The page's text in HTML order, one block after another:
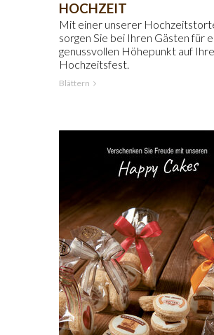
HOCHZEIT
Mit einer unserer
sorgen Sie bei Ihren Gästen für
genussvollen Höhepunkt auf
Hochzeitsfest.
Blättern